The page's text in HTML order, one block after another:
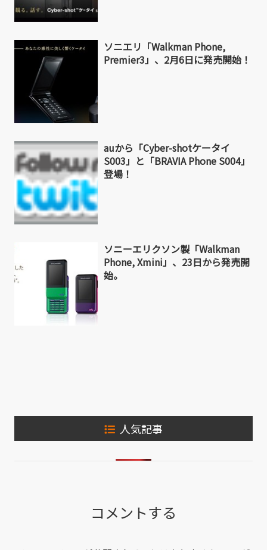
ソニエリ「Walkman Phone,
Premier3」、2月6日に発売開始！
auから「Cyber-shotケータイ
S003」と「BRAVIA Phone S004」
登場！
ソニーエリクソン製「Walkman
Phone, Xmini」、23日から発売開
始。
人気記事
コメントする